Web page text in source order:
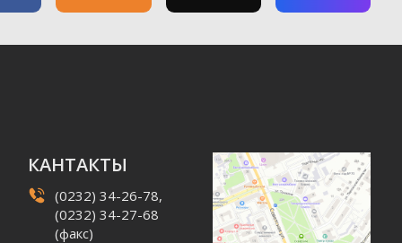
КАНТАКТЫ
(0232) 34-26-78,
(0232) 34-27-68
(факс)